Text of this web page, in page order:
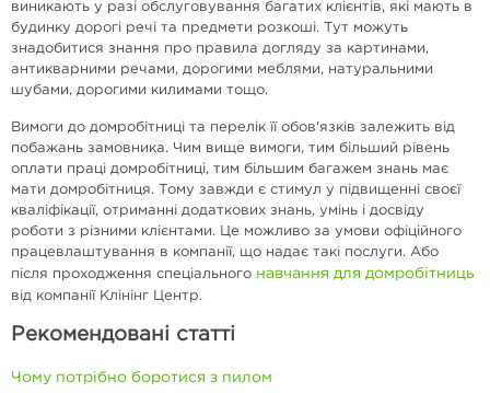
виникають у разі обслуговування багатих клієнтів, які мають в
будинку дорогі речі та предмети розкоші. Тут можуть
знадобитися знання про правила догляду за картинами,
антикварними речами, дорогими меблями, натуральними
шубами, дорогими килимами тощо.
Вимоги до домробітниці та перелік її обов'язків залежить від
побажань замовника. Чим вище вимоги, тим більший рівень
оплати праці домробітниці, тим більшим багажем знань має
мати домробітниця. Тому завжди є стимул у підвищенні своєї
кваліфікації, отриманні додаткових знань, умінь і досвіду
роботи з різними клієнтами. Це можливо за умови офіційного
працевлаштування в компанії, що надає такі послуги. Або
після проходження спеціального навчання для домробітниць
від компанії Клінінг Центр.
Рекомендовані статті
Чому потрібно боротися з пилом